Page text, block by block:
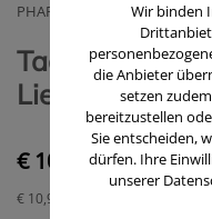
PHARMAG LACHMAIR GMBH
Taoasis
Liebe 1PK
€ 10,90
€ 10,90
Wir binden
die Anbieter
setzen
bereitzustellen
Sie entscheiden,
dürfen. Ihre
unserer